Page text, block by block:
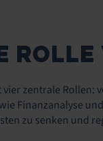
vier zentrale
Finanzanalyse
zu senken und